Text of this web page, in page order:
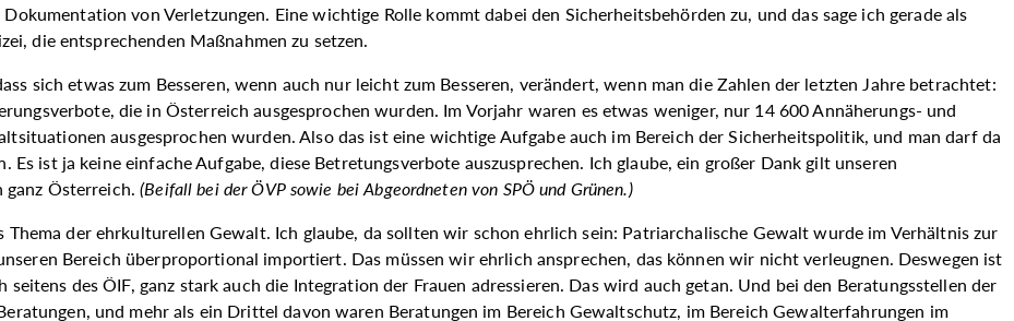
von Verletzungen. Eine wichtige Rolle kommt dabei den Sicherheitsbehörden zu, und das sage ich gerade als
die entsprechenden Maßnahmen zu setzen.
sich etwas zum Besseren, wenn auch nur leicht zum Besseren, verändert, wenn man die Zahlen der letzten Jahre betrachtet:
die in Österreich ausgesprochen wurden. Im Vorjahr waren es etwas weniger, nur 14 600 Annäherungs- und
ausgesprochen wurden. Also das ist eine wichtige Aufgabe auch im Bereich der Sicherheitspolitik, und man darf da
ist ja keine einfache Aufgabe, diese Betretungsverbote auszusprechen. Ich glaube, ein großer Dank gilt unseren
ganz Österreich.(Beifall bei der ÖVP sowie bei Abgeordneten von SPÖ und Grünen.)
Thema der ehrkulturellen Gewalt. Ich glaube, da sollten wir schon ehrlich sein: Patriarchalische Gewalt wurde im Verhältnis zur
Bereich überproportional importiert. Das müssen wir ehrlich ansprechen, das können wir nicht verleugnen. Deswegen ist
des ÖIF, ganz stark auch die Integration der Frauen adressieren. Das wird auch getan. Und bei den Beratungsstellen der
und mehr als ein Drittel davon waren Beratungen im Bereich Gewaltschutz, im Bereich Gewalterfahrungen im